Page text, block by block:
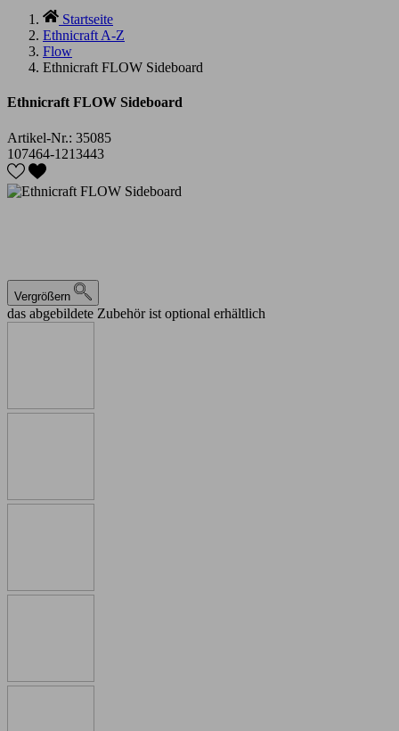
Startseite
Ethnicraft A-Z
Flow
Ethnicraft FLOW Sideboard
Ethnicraft FLOW Sideboard
Artikel-Nr.: 35085
107464-1213443
Vergrößern
das abgebildete Zubehör ist optional erhältlich